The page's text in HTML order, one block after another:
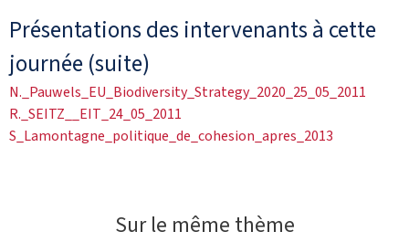
Présentations des intervenants à cette
journée (suite)
N._Pauwels_EU_Biodiversity_Strategy_2020_25_05_2011
R._SEITZ__EIT_24_05_2011
S_Lamontagne_politique_de_cohesion_apres_2013
Sur le même thème